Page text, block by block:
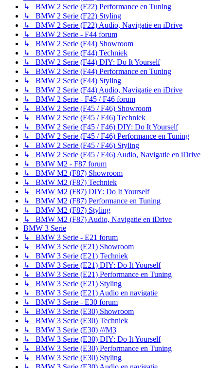
↳ BMW 2 Serie (F22) Performance en Tuning
↳ BMW 2 Serie (F22) Styling
↳ BMW 2 Serie (F22) Audio, Navigatie en iDrive
↳ BMW 2 Serie - F44 forum
↳ BMW 2 Serie (F44) Showroom
↳ BMW 2 Serie (F44) Techniek
↳ BMW 2 Serie (F44) DIY: Do It Yourself
↳ BMW 2 Serie (F44) Performance en Tuning
↳ BMW 2 Serie (F44) Styling
↳ BMW 2 Serie (F44) Audio, Navigatie en iDrive
↳ BMW 2 Serie - F45 / F46 forum
↳ BMW 2 Serie (F45 / F46) Showroom
↳ BMW 2 Serie (F45 / F46) Techniek
↳ BMW 2 Serie (F45 / F46) DIY: Do It Yourself
↳ BMW 2 Serie (F45 / F46) Performance en Tuning
↳ BMW 2 Serie (F45 / F46) Styling
↳ BMW 2 Serie (F45 / F46) Audio, Navigatie en iDrive
↳ BMW M2 - F87 forum
↳ BMW M2 (F87) Showroom
↳ BMW M2 (F87) Techniek
↳ BMW M2 (F87) DIY: Do It Yourself
↳ BMW M2 (F87) Performance en Tuning
↳ BMW M2 (F87) Styling
↳ BMW M2 (F87) Audio, Navigatie en iDrive
BMW 3 Serie
↳ BMW 3 Serie - E21 forum
↳ BMW 3 Serie (E21) Showroom
↳ BMW 3 Serie (E21) Techniek
↳ BMW 3 Serie (E21) DIY: Do It Yourself
↳ BMW 3 Serie (E21) Performance en Tuning
↳ BMW 3 Serie (E21) Styling
↳ BMW 3 Serie (E21) Audio en navigatie
↳ BMW 3 Serie - E30 forum
↳ BMW 3 Serie (E30) Showroom
↳ BMW 3 Serie (E30) Techniek
↳ BMW 3 Serie (E30) ///M3
↳ BMW 3 Serie (E30) DIY: Do It Yourself
↳ BMW 3 Serie (E30) Performance en Tuning
↳ BMW 3 Serie (E30) Styling